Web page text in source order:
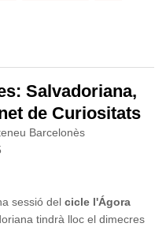
Salvadoriana,
de Curiositats
Barcelonès
sessió del cicle l'Ágora
tindrà lloc el dimecres